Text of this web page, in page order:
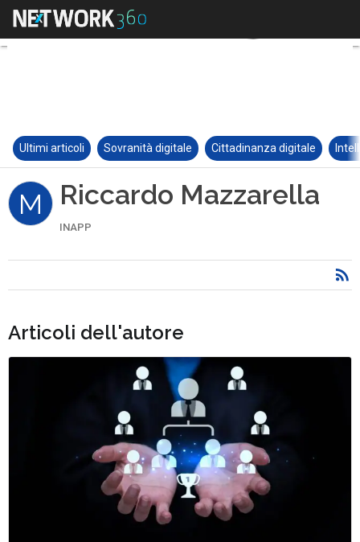
Ultimi articoli Sovranità digitale Cittadinanza digitale
M Riccardo Mazzarella
INAPP
Articoli dell'autore